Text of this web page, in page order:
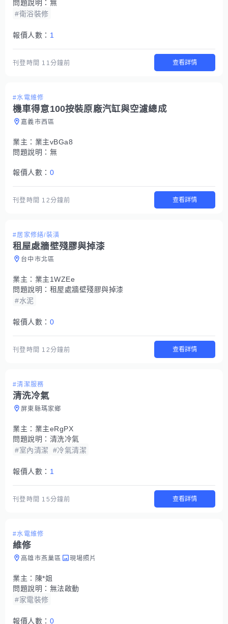
問題說明： 無
#衛浴裝修
報價人數： 1
刊登時間 11分鐘前 查看詳情
#水電維修
機車得意100按裝原廠汽缸與空濾總成
嘉義市西區
業主： 業主vBGa8
問題說明： 無
報價人數： 0
刊登時間 12分鐘前 查看詳情
#居家修繕/裝潢
租屋處牆壁殘膠與掉漆
台中市北區
業主： 業主1WZEe
問題說明： 租屋處牆壁殘膠與掉漆
#水泥
報價人數： 0
刊登時間 12分鐘前 查看詳情
#清潔服務
清洗冷氣
屏東縣瑪家鄉
業主： 業主eRgPX
問題說明： 清洗冷氣
#室內清潔
#冷氣清潔
報價人數： 1
刊登時間 15分鐘前 查看詳情
#水電維修
維修
高雄市燕巢區 現場照片
業主： 陳*姐
問題說明： 無法啟動
#家電裝修
報價人數： 0